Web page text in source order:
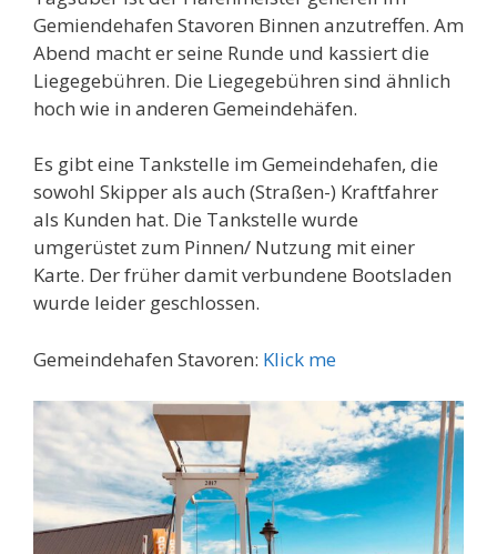
Gemiendehafen Stavoren Binnen anzutreffen. Am
Abend macht er seine Runde und kassiert die
Liegegebühren. Die Liegegebühren sind ähnlich
hoch wie in anderen Gemeindehäfen.
Es gibt eine Tankstelle im Gemeindehafen, die
sowohl Skipper als auch (Straßen-) Kraftfahrer
als Kunden hat. Die Tankstelle wurde
umgerüstet zum Pinnen/ Nutzung mit einer
Karte. Der früher damit verbundene Bootsladen
wurde leider geschlossen.
Gemeindehafen Stavoren: Klick me